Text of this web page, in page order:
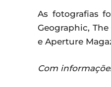
As fotografias
Geographic,
e Aperture
Com